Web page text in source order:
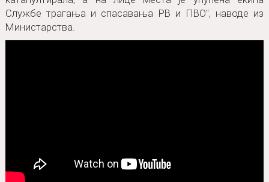
Службе трагања и спасавања РВ и ПВО", наводе из
Министарства.